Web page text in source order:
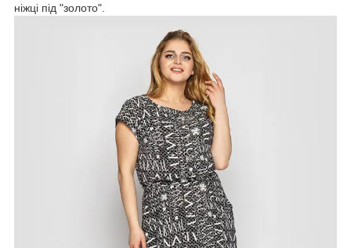
ніжці під "золото".